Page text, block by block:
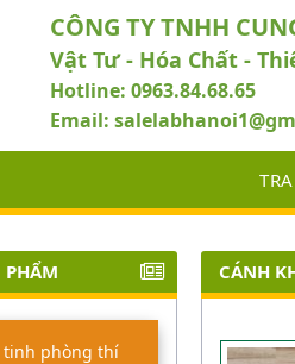
CÔNG TY TNHH
Vật Tư - Hóa Chất -
Hotline: 0963.84.68.65
Email:
CÁNH
PHẨM
tinh phòng thí